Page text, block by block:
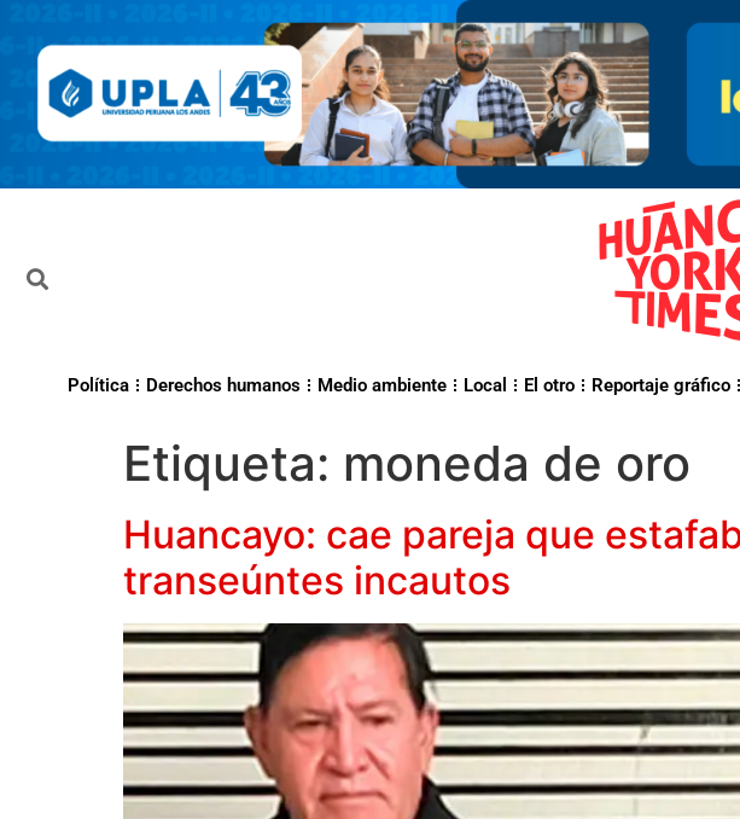
Política Derechos humanos Medio ambiente Local El otro Reportaje gráfico
Etiqueta: moneda de oro
Huancayo: cae pareja que
transeúntes incautos